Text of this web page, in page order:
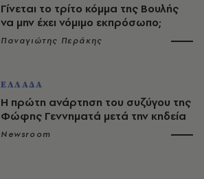
Γίνεται το τρίτο κόμμα της Βουλής
να μην έχει νόμιμο εκπρόσωπο;
Παναγιώτης Περάκης
ΕΛΛΑΔΑ
Η πρώτη ανάρτηση του συζύγου της
Φώφης Γεννηματά μετά την κηδεία
Newsroom